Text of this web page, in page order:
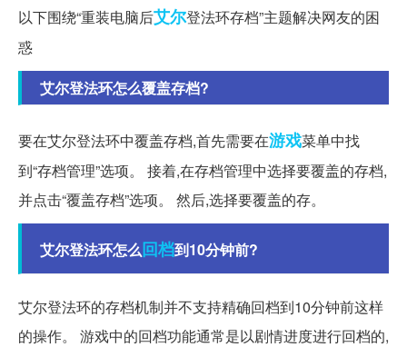
以下围绕“重装电脑后艾尔登法环存档”主题解决网友的困
惑
艾尔登法环怎么覆盖存档?
要在艾尔登法环中覆盖存档,首先需要在游戏菜单中找
到“存档管理”选项。 接着,在存档管理中选择要覆盖的存档,
并点击“覆盖存档”选项。 然后,选择要覆盖的存。
艾尔登法环怎么回档到10分钟前?
艾尔登法环的存档机制并不支持精确回档到10分钟前这样
的操作。 游戏中的回档功能通常是以剧情进度进行回档的,